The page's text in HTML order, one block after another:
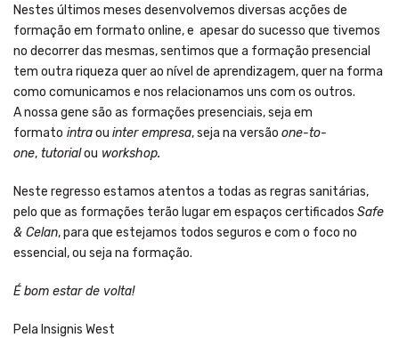
Nestes últimos meses desenvolvemos diversas acções de
formação em formato online, e apesar do sucesso que tivemos
no decorrer das mesmas, sentimos que a formação presencial
tem outra riqueza quer ao nível de aprendizagem, quer na forma
como comunicamos e nos relacionamos uns com os outros.
A nossa gene são as formações presenciais, seja em
formato intraou inter empresa, seja na versão one-to-
one, tutorialou workshop.
Neste regresso estamos atentos a todas as regras sanitárias,
pelo que as formações terão lugar em espaços certificados Safe
& Celan, para que estejamos todos seguros e com o foco no
essencial, ou seja na formação.
É bom estar de volta!
Pela Insignis West